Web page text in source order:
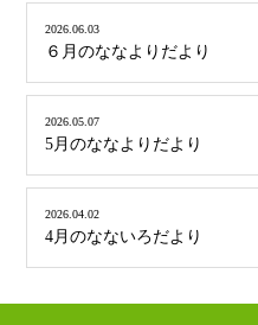
2026.06.03
６月のななよりだより
2026.05.07
5月のななよりだより
2026.04.02
4月のなないろだより